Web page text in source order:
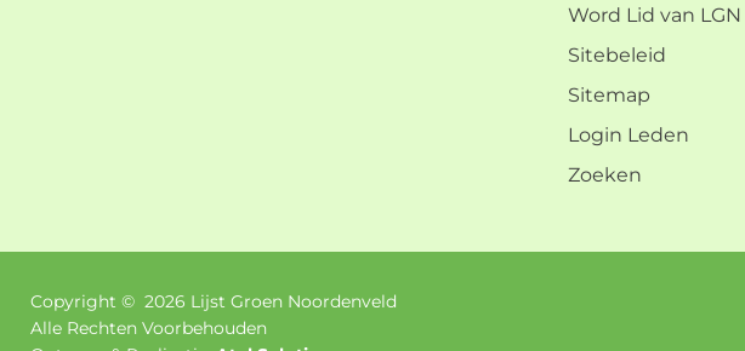
Word Lid van LGN
Sitebeleid
Sitemap
Login Leden
Zoeken
Copyright © 2026 Lijst Groen Noordenveld
Alle Rechten Voorbehouden